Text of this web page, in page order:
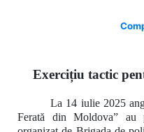
Exercițiu tactic
La 14 iulie 2025
Ferată din Moldova” au